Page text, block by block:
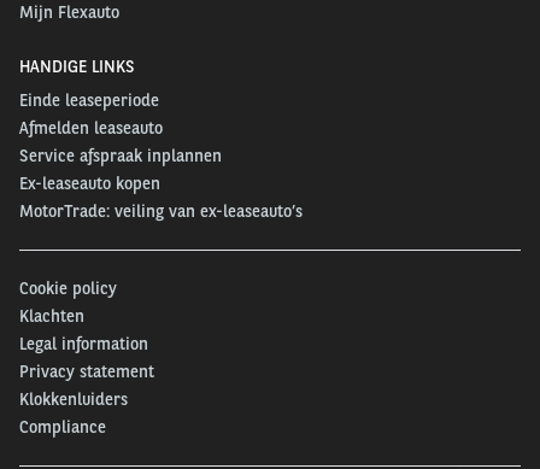
Mijn Flexauto
HANDIGE LINKS
Einde leaseperiode
Afmelden leaseauto
Service afspraak inplannen
Ex-leaseauto kopen
MotorTrade: veiling van ex-leaseauto’s
Cookie policy
Klachten
Legal information
Privacy statement
Klokkenluiders
Compliance